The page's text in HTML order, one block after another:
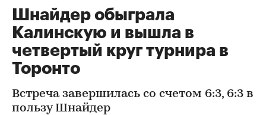
Шнайдер обыграла
Калинскую и вышла в
четвертый круг турнира в
Торонто
Встреча завершилась со счетом 6:3, 6:3 в
пользу Шнайдер